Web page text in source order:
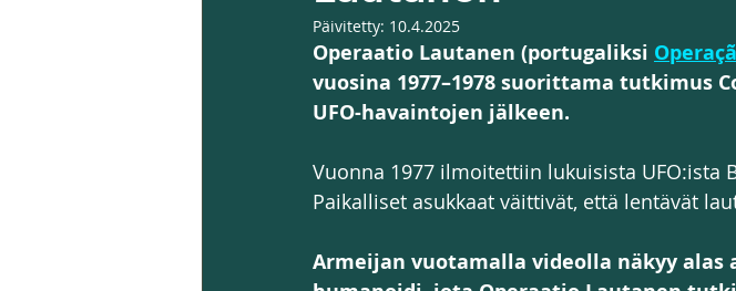
MeditaatioPäivitetty: 10.4.2025
Operaatio Lautanen (portugaliksi
vuosina 1977–1978 suorittama tutkimus
UFO-havaintojen jälkeen.
Vuonna 1977 ilmoitettiin lukuisista UFO:ista
Paikalliset asukkaat väittivät, että lentävät
Armeijan vuotamalla videolla näkyy